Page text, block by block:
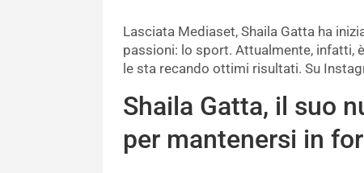
Lasciata Mediaset, Shaila Gatta ha
passioni: lo sport. Attualmente, infatti,
le sta recando ottimi risultati. Su
Shaila Gatta, il suo
per mantenersi in